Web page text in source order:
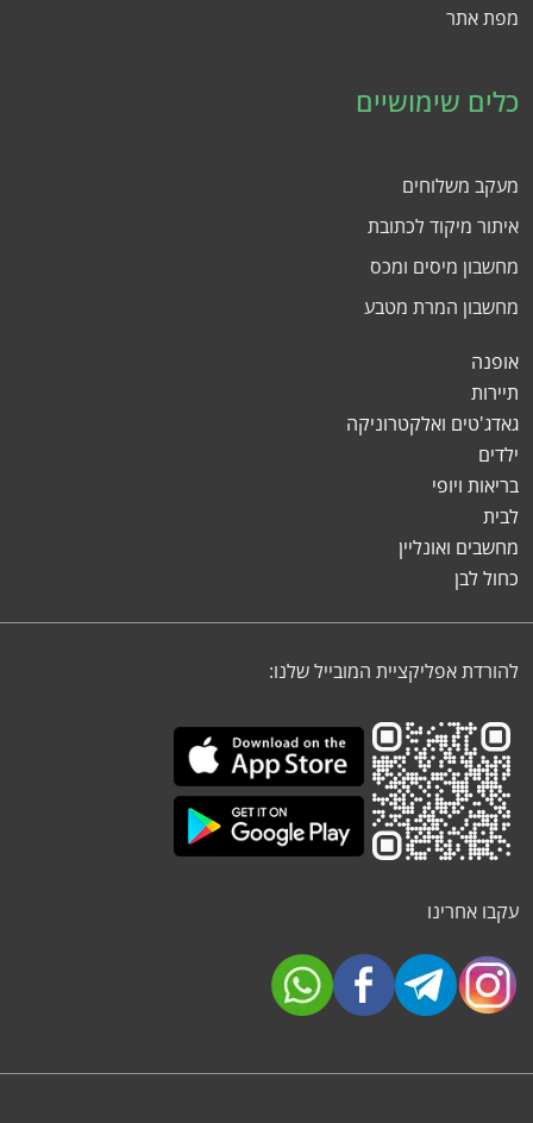
מפת אתר
כלים שימושיים
מעקב משלוחים
איתור מיקוד לכתובת
מחשבון מיסים ומכס
מחשבון המרת מטבע
אופנה
תיירות
גאדג'טים ואלקטרוניקה
ילדים
בריאות ויופי
לבית
מחשבים ואונליין
כחול לבן
להורדת אפליקציית המובייל שלנו:
עקבו אחרינו